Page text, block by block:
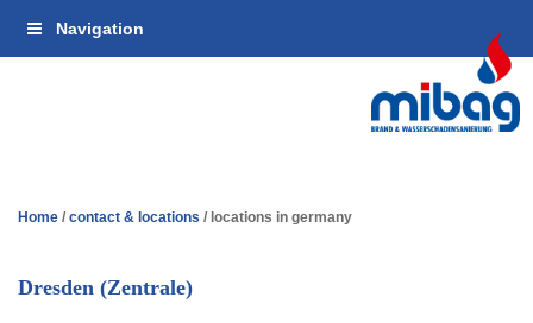
Navigation
Home / contact & locations / locations in germany
Dresden (Zentrale)